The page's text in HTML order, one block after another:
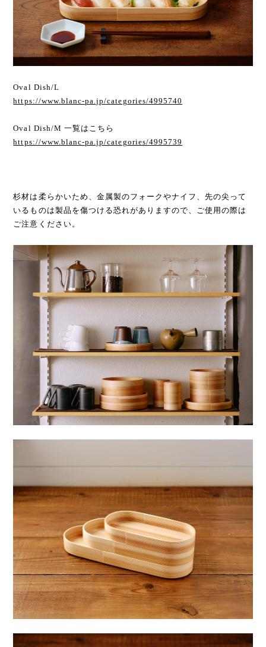
Oval Dish/L
https://www.blanc-pa.jp/categories/4995740
Oval Dish/M 一覧はこちら
https://www.blanc-pa.jp/categories/4995739
杉材は柔らかいため、金属製のフォークやナイフ、先の尖って
いるものは製品を傷つける恐れがありますので、ご使用の際は
ご注意ください。